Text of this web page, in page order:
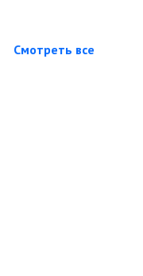
Смотреть все